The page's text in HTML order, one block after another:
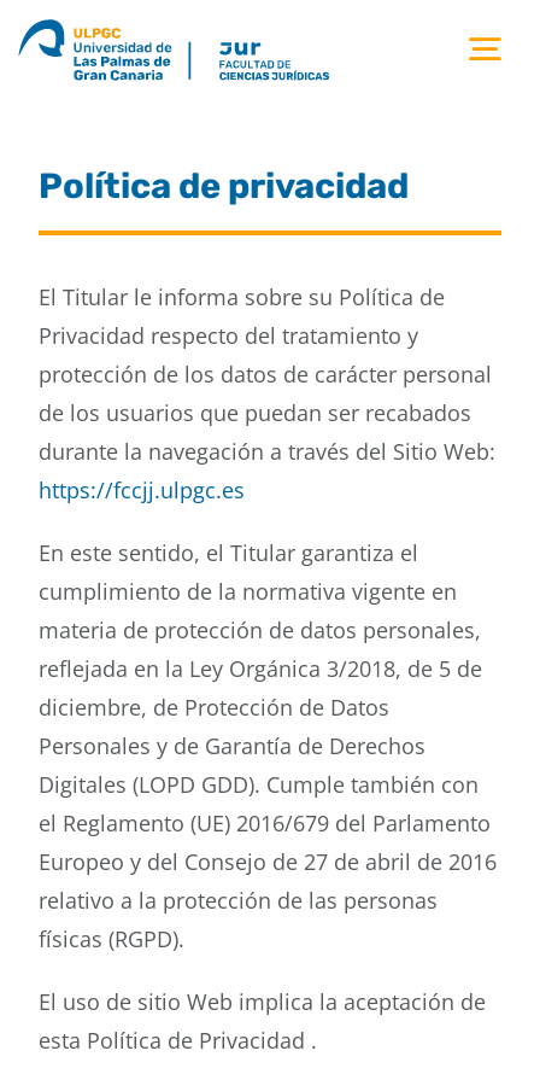
Saltar
titulaciones
calidad
movilidad
Buscar
Política de privacidad
El Titular le informa sobre su Política de
Privacidad respecto del tratamiento y
protección de los datos de carácter personal
de los usuarios que puedan ser recabados
durante la navegación a través del Sitio Web:
https://fccjj.ulpgc.es
En este sentido, el Titular garantiza el
cumplimiento de la normativa vigente en
materia de protección de datos personales,
reflejada en la Ley Orgánica 3/2018, de 5 de
diciembre, de Protección de Datos
Personales y de Garantía de Derechos
Digitales (LOPD GDD). Cumple también con
el Reglamento (UE) 2016/679 del Parlamento
Europeo y del Consejo de 27 de abril de 2016
relativo a la protección de las personas
físicas (RGPD).
El uso de sitio Web implica la aceptación de
esta Política de Privacidad .